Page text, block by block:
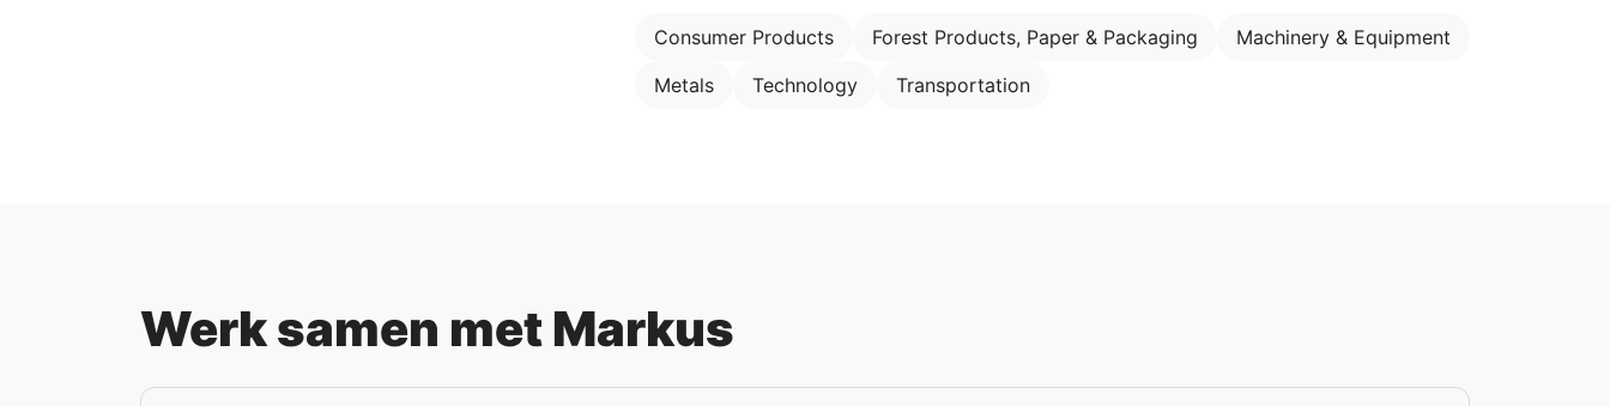
Consumer Products Forest Products, Paper & Packaging
Machinery & Equipment
Metals
Technology Transportation
Werk samen met Markus